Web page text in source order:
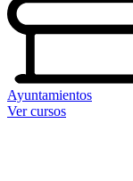
Ayuntamientos
Ver cursos